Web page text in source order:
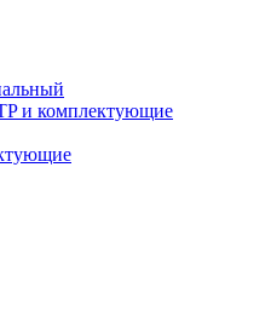
и комплектующие